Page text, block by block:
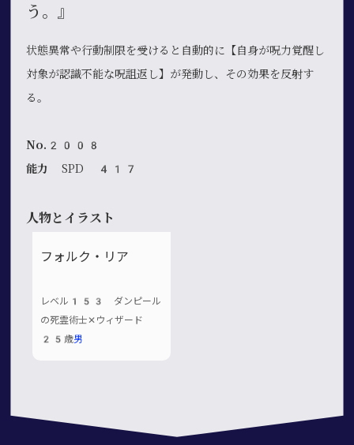
う。』
状態異常や行動制限を受けると自動的に【自身が呪力覚醒し
対象が認識不能な呪詛返し】が発動し、その効果を反射す
る。
No.2008
能力SPD 417
人物とイラスト
フォルク・リア
レベル153 ダンピール
の死霊術士✕ウィザード
25歳男